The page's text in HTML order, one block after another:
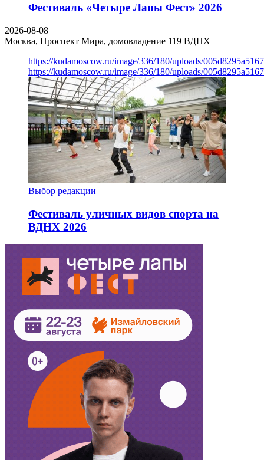
Фестиваль «Четыре Лапы Фест» 2026
2026-08-08
Москва, Проспект Мира, домовладение 119 ВДНХ
https://kudamoscow.ru/image/336/180/uploads/
https://kudamoscow.ru/image/336/180/uploads/
Выбор редакции
Фестиваль уличных видов спорта на
ВДНХ 2026